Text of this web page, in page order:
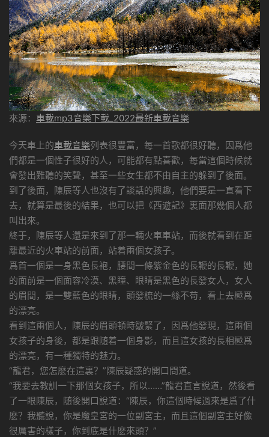
來源： 車載mp3音樂下載_2022最新車載音樂
今天車上的車載音樂列表很豐富，每一首歌都很好聽，因爲他
們都是一個性子很好的人，可能都有點喜歡，每當這個時候就
會發出難聽的笑聲，甚至一些女生都不由自主的躲到了後面。
到了後面，陳辰等人也沒有了談話的興趣，他們要是一直看下
去，就算是最後的結果，也可以把《西遊記》裏面那幾個人都
叫出來。
終于，陳辰等人還是來到了那一輛火車車站，而後就看到在距
離最近的火車站的前面，站着兩個女孩子。
爲首一個是一身黑色長袍，腰間一條紫金色的長鞭的長鞭，她
的面前是一個面容冷漠、黑瞳、眼睛是黑色的長發女人，女人
的眉間，是一雙藍色的眼睛，頭發梳的一絲不苟，看上去極爲
的漂亮。
看到這兩個人，陳辰的眉頭頓時皺緊了，因爲他發現，這兩個
女孩子的身後，都是跟随着一個身影，而且這女孩的長相極爲
的漂亮，有一種獨特的魅力。
“龍君，您怎麽在這裏？”陳辰疑惑的開口問道。
“我要去教訓一下那個女孩子，所以……”龍君直言說道，然後看
了一眼陳辰，随後開口說道：“陳辰，你這個時候過來是爲了什
麽？我聽說，你是魔皇宮的一位副宮主，而且這個副宮主好像
很厲害的樣子，你到底是什麽來頭？”